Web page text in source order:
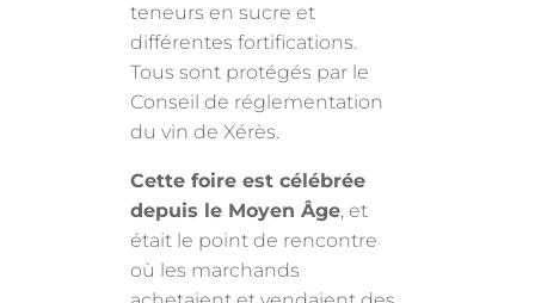
teneurs en sucre et
différentes fortifications.
Tous sont protégés par le
Conseil de réglementation
du vin de Xérès.
Cette foire est célébrée
depuis le Moyen Âge, et
était le point de rencontre
où les marchands